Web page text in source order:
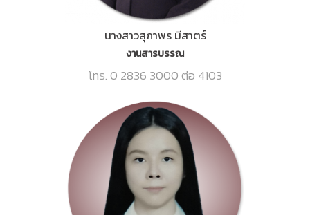
นางสาวสุภาพร มีสาตร์
งานสารบรรณ
โทร. 0 2836 3000 ต่อ 4103